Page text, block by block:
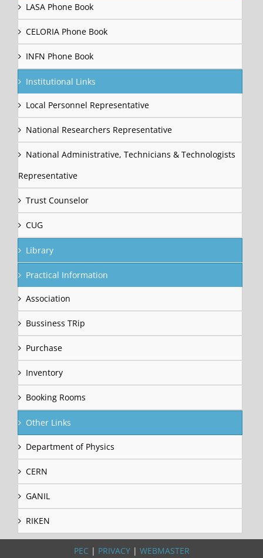
LASA Phone Book
CELORIA Phone Book
INFN Phone Book
Institutional Links
Local Personnel Representative
National Researchers Representative
National Administrative, Technicians & Technologists
Representative
Trust Counselor
CUG
Library
Practical Information
Association
Bussiness TRip
Purchase
Inventory
Booking Rooms
Other Links
Department of Physics
CERN
GANIL
RIKEN
PEC | PRIVACY| WEBMASTER